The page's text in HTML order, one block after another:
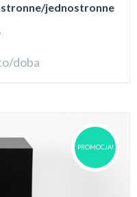
jednostronne
doba
PROMOCJA!